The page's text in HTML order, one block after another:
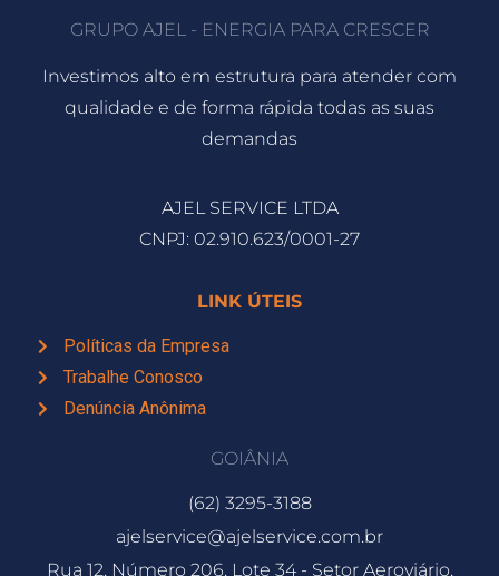
GRUPO AJEL - ENERGIA PARA CRESCER
Investimos alto em estrutura para atender com
qualidade e de forma rápida todas as suas
demandas
AJEL SERVICE LTDA
CNPJ: 02.910.623/0001-27
LINK ÚTEIS
Políticas da Empresa
Trabalhe Conosco
Denúncia Anônima
GOIÂNIA
(62) 3295-3188
ajelservice@ajelservice.com.br
Rua 12, Número 206, Lote 34 - Setor Aeroviário,